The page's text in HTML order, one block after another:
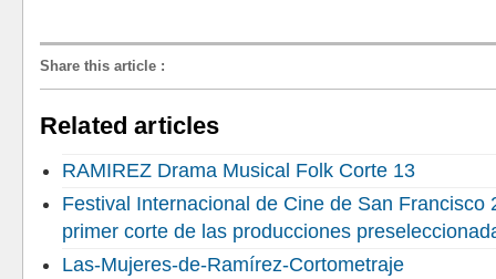
Share this article :
Related articles
RAMIREZ Drama Musical Folk Corte 13
Festival Internacional de Cine de San Francisco
primer corte de las producciones
Las-Mujeres-de-Ramírez-Cortometraje